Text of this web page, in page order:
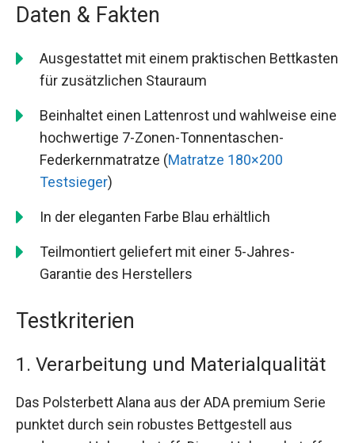
Daten & Fakten
Ausgestattet mit einem praktischen Bettkasten
für zusätzlichen Stauraum
Beinhaltet einen Lattenrost und wahlweise eine
hochwertige 7-Zonen-Tonnentaschen-
Federkernmatratze (Matratze 180×200
Testsieger)
In der eleganten Farbe Blau erhältlich
Teilmontiert geliefert mit einer 5-Jahres-
Garantie des Herstellers
Testkriterien
1. Verarbeitung und Materialqualität
Das Polsterbett Alana aus der ADA premium Serie
punktet durch sein robustes Bettgestell aus